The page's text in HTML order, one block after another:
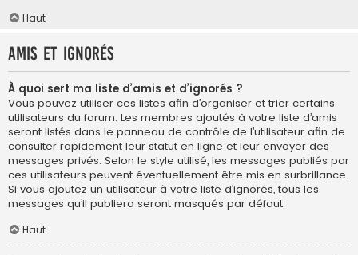
Haut
Amis et ignorés
À quoi sert ma liste d’amis et d’ignorés ?
Vous pouvez utiliser ces listes afin d’organiser et trier certains
utilisateurs du forum. Les membres ajoutés à votre liste d’amis
seront listés dans le panneau de contrôle de l’utilisateur afin de
consulter rapidement leur statut en ligne et leur envoyer des
messages privés. Selon le style utilisé, les messages publiés par
ces utilisateurs peuvent éventuellement être mis en surbrillance.
Si vous ajoutez un utilisateur à votre liste d’ignorés, tous les
messages qu’il publiera seront masqués par défaut.
Haut